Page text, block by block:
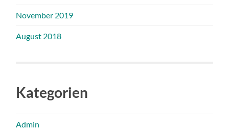
November 2019
August 2018
Kategorien
Admin